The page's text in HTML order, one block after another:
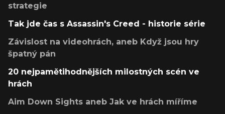
strategie
Tak jde čas s Assassin's Creed - historie série
Závislost na videohrách, aneb Když jsou hry
špatný pán
20 nejpamětihodnějších milostných scén ve
hrách
Aim Down Sights aneb Jak ve hrách míříme